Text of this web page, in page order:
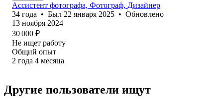
Ассистент фотографа, Фотограф, Дизайнер
34 года • Был 22 января 2025 • Обновлено
13 ноября 2024
30 000 ₽
Не ищет работу
Общий опыт
2 года 4 месяца
Другие пользователи ищут